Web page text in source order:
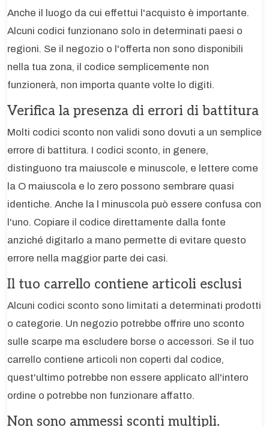
Anche il luogo da cui effettui l'acquisto è importante.
Alcuni codici funzionano solo in determinati paesi o
regioni. Se il negozio o l'offerta non sono disponibili
nella tua zona, il codice semplicemente non
funzionerà, non importa quante volte lo digiti.
Verifica la presenza di errori di battitura
Molti codici sconto non validi sono dovuti a un semplice
errore di battitura. I codici sconto, in genere,
distinguono tra maiuscole e minuscole, e lettere come
la O maiuscola e lo zero possono sembrare quasi
identiche. Anche la l minuscola può essere confusa con
l'uno. Copiare il codice direttamente dalla fonte
anziché digitarlo a mano permette di evitare questo
errore nella maggior parte dei casi.
Il tuo carrello contiene articoli esclusi
Alcuni codici sconto sono limitati a determinati prodotti
o categorie. Un negozio potrebbe offrire uno sconto
sulle scarpe ma escludere borse o accessori. Se il tuo
carrello contiene articoli non coperti dal codice,
quest'ultimo potrebbe non essere applicato all'intero
ordine o potrebbe non funzionare affatto.
Non sono ammessi sconti multipli.